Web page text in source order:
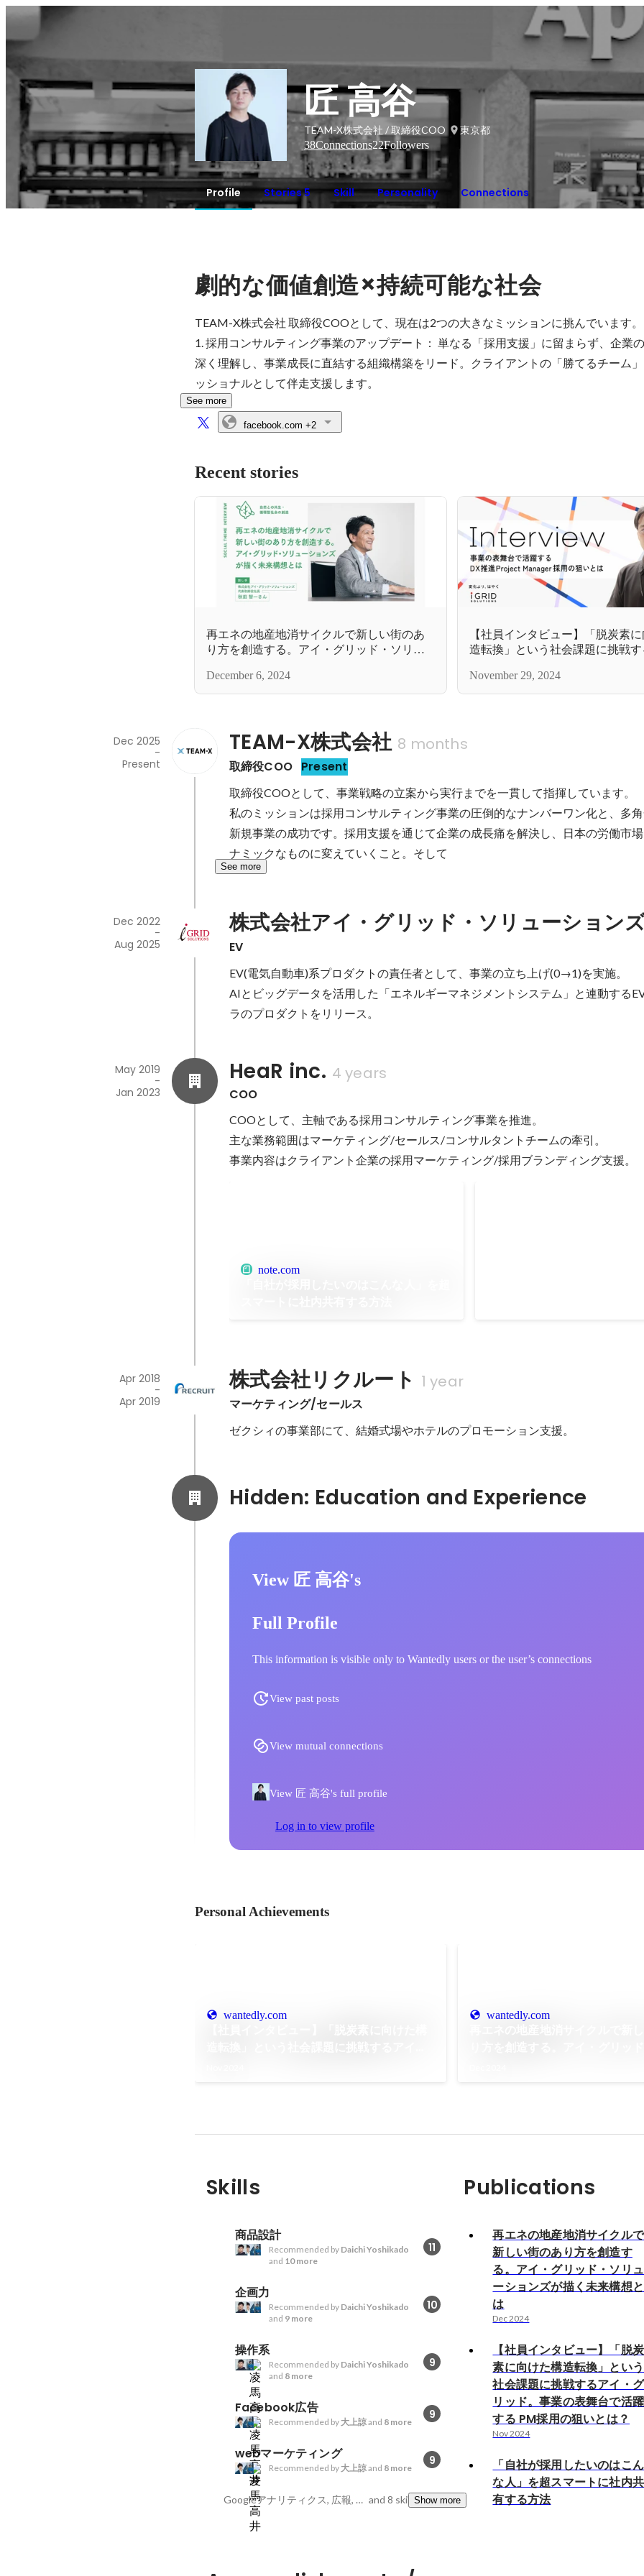
匠 高谷
TEAM-X株式会社 / 取締役COO
東京都
38Connections22Followers
Profile Stories 5 Skill Personality Connections
劇的な価値創造×持続可能な社会
TEAM-X株式会社 取締役COOとして、現在は2つの大きなミッションに挑んでいます。
1. 採用コンサルティング事業のアップデート： 単なる「採用支援」に留まらず、企業
深く理解し、事業成長に直結する組織構築をリード。クライアントの「勝てるチーム
ッショナルとして伴走支援します。
See more
facebook.com +2
Recent stories
再エネの地産地消サイクルで新しい街のあ
り方を創造する。アイ・グリッド・ソリュ
December 6, 2024
【社員インタビュー】「脱炭素
造転換」という社会課題に挑戦
の狙いとは？
November 29, 2024
TEAM-X株式会社 8 months
取締役COO Present
Dec 2025
-
Present
取締役COOとして、事業戦略の立案から実行までを一貫して指揮しています。
私のミッションは採用コンサルティング事業の圧倒的なナンバーワン化と、多
新規事業の成功です。採用支援を通じて企業の成長痛を解決し、日本の労働市
ナミックなものに変えていくこと。そして
See more
株式会社アイ・グリッド・ソリューション
EV
Dec 2022
-
Aug 2025
EV(電気自動車)系プロダクトの責任者として、事業の立ち上げ(0→1)を実施。
AIとビッグデータを活用した「エネルギーマネジメントシステム」と連動する
ラのプロダクトをリリース。
HeaR inc. 4 years
COO
May 2019
-
Jan 2023
COOとして、主軸である採用コンサルティング事業を推進。
主な業務範囲はマーケティング/セールス/コンサルタントチームの牽引。
事業内容はクライアント企業の採用マーケティング/採用ブランディング支援。
note.com
株式会社リクルート 1 year
マーケティング/セールス
Apr 2018
-
Apr 2019
ゼクシィの事業部にて、結婚式場やホテルのプロモーション支援。
View 匠 高谷's
Full Profile
This information is visible only to Wantedly users or the user’s connections
View past posts
View mutual connections
View 匠 高谷's full profile
Log in to view profile
Personal Achievements
wantedly.com wantedly.com
Skills
商品設計
11
Recommended by Daichi Yoshikado
and 10 more
企画力
10
Recommended by Daichi Yoshikado
and 9 more
操作系
9
Recommended by Daichi Yoshikado
and 8 more
Facebook広告 9
Recommended by 大上諒and 8 more
webマーケティング 9
Recommended by 大上諒and 8 more
Googleアナリティクス, 広報, 熱い心 and 8 skillsShow more
Publications
再エネの地産地消サイクルで
新しい街のあり方を創造す
る。アイ・グリッド・ソリュ
ーションズが描く未来構想と
は
Dec 2024
【社員インタビュー】「脱炭
素に向けた構造転換」という
社会課題に挑戦するアイ・グ
リッド。事業の表舞台で活躍
する PM採用の狙いとは？
Nov 2024
「自社が採用したいのはこん
な人」を超スマートに社内共
有する方法